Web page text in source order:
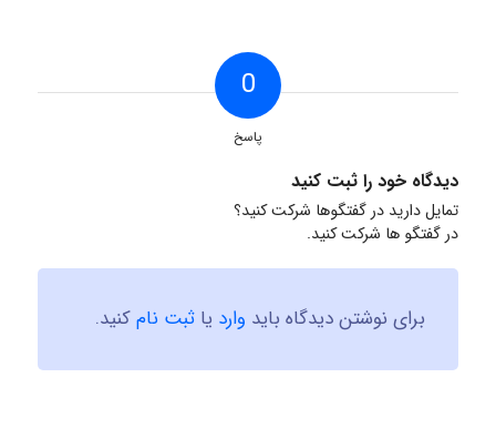
0
پاسخ
دیدگاه خود را ثبت کنید
تمایل دارید در گفتگوها شرکت کنید؟
در گفتگو ها شرکت کنید.
برای نوشتن دیدگاه باید وارد یا ثبت نامکنید.